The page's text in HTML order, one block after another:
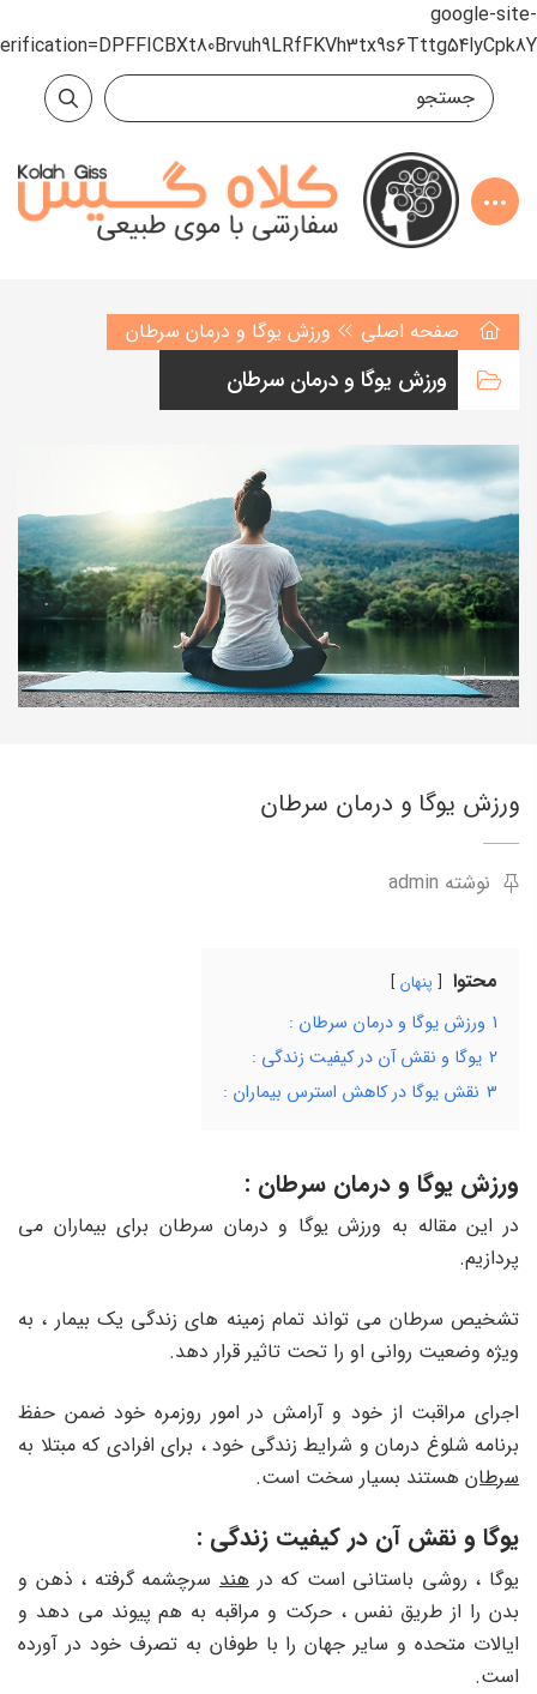
google-site-
صفحه اصلی ورزش یوگا و درمان سرطان
ورزش یوگا و درمان سرطان
ورزش یوگا و درمان سرطان
نوشته admin
محتوا پنهان
1 ورزش یوگا و درمان سرطان :
2 یوگا و نقش آن در کیفیت زندگی :
3 نقش یوگا در کاهش استرس بیماران :
ورزش یوگا و درمان سرطان :
در این مقاله به ورزش یوگا و درمان سرطان برای بیماران می
پردازیم.
تشخیص سرطان می تواند تمام زمینه های زندگی یک بیمار ، به
ویژه وضعیت روانی او را تحت تاثیر قرار دهد.
اجرای مراقبت از خود و آرامش در امور روزمره خود ضمن حفظ
برنامه شلوغ درمان و شرایط زندگی خود ، برای افرادی که مبتلا به
سرطان هستند بسیار سخت است.
یوگا و نقش آن در کیفیت زندگی :
یوگا ، روشی باستانی است که درهند سرچشمه گرفته ، ذهن و
بدن را از طریق نفس ، حرکت و مراقبه به هم پیوند می دهد و
ایالات متحده و سایر جهان را با طوفان به تصرف خود در آورده
است.